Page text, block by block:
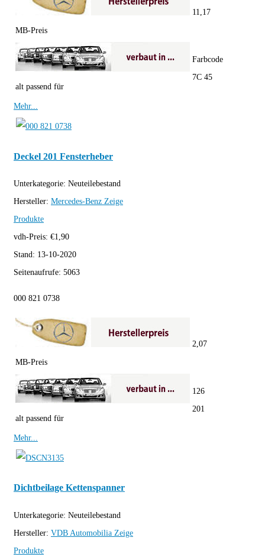
MB-Preis
11,17
alt passend für
Farbcode
7C 45
Mehr...
Deckel 201 Fensterheber
Unterkategorie: Neuteilebestand
Hersteller: Mercedes-Benz Zeige
Produkte
vdh-Preis: €1,90
Stand: 13-10-2020
Seitenaufrufe: 5063
000 821 0738
MB-Preis
2,07
alt passend für
126
201
Mehr...
Dichtbeilage Kettenspanner
Unterkategorie: Neuteilebestand
Hersteller: VDB Automobilia Zeige
Produkte